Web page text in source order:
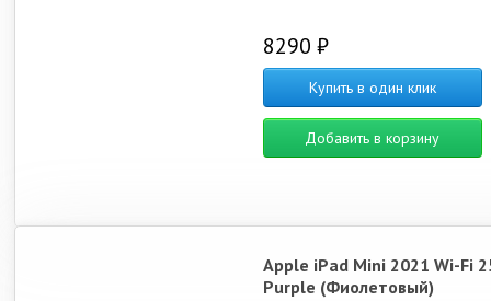
8290 ₽
Купить в один клик
Добавить в корзину
Apple iPad Mini 2021 Wi-Fi
Purple (Фиолетовый)